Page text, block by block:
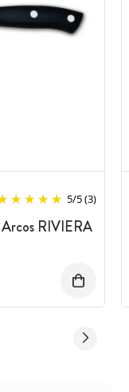
5/5(3)
Arcos RIVIERA